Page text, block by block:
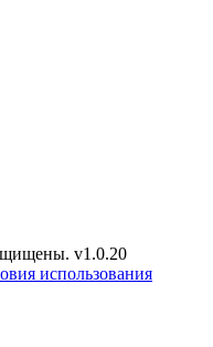
v1.0.20
использования